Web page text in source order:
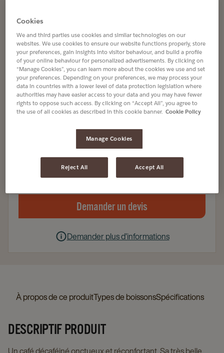
Capsules
L'OR PROFESSIONAL ESPRESSO DÉCAFÉINÉ
Article no4029935
100% Arabica
Notes de noisettes, de malt et de biscuit
Certifié Rainforest Alliance
6 X 50 disques
Demander un devis
Demander plus d’informations
À propos de ce produitTypes de boissonsSpécifications
DESCRIPTIF PRODUIT
Cookies
We and third parties use cookies and similar technologies on our
websites. We use cookies to ensure our website functions properly, store
your preferences, gain insights into visitor behaviour, and build a profile
of your online behaviour for personalized advertisements. By clicking on
“Manage Cookies”, you can learn more about the cookies we use and set
your preferences. Depending on your preferences, we may process your
data in countries with a lower level of data protection legislation where
authorities may have easier access to your data and you may have fewer
rights to oppose such access. By clicking on “Accept All”, you agree to
the use of all cookies as described in this cookie banner. Cookie Policy
Manage Cookies
Reject All Accept All